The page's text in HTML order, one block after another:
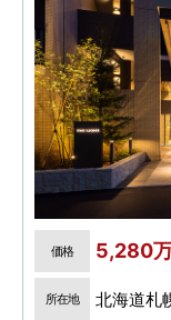
価格 5,280
所在地 北海道札